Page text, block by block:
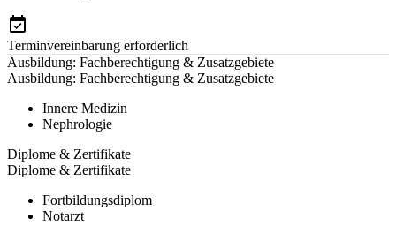
Terminvereinbarung erforderlich
Ausbildung: Fachberechtigung & Zusatzgebiete
Ausbildung: Fachberechtigung & Zusatzgebiete
Innere Medizin
Nephrologie
Diplome & Zertifikate
Diplome & Zertifikate
Fortbildungsdiplom
Notarzt